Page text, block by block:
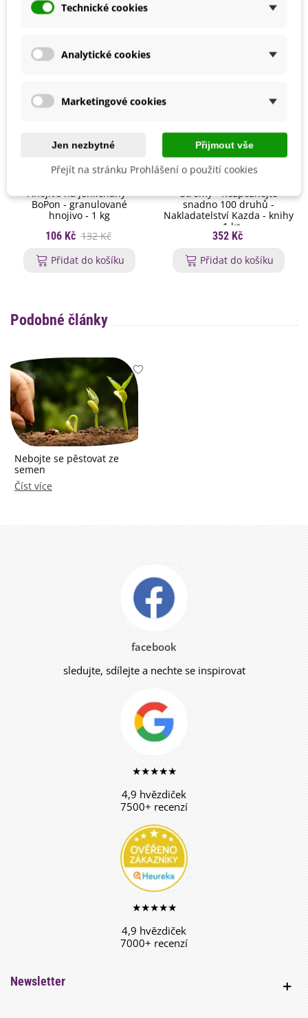
-20%
Hnojivo na jehličnany -
BoPon - granulované
hnojivo - 1 kg
106 Kč 132 Kč
Přidat do košíku
Stromy - Rozpoznejte
snadno 100 druhů -
Nakladatelství Kazda - knihy
- 1 ks
352 Kč
Přidat do košíku
Podobné články
Nebojte se pěstovat ze
semen
Číst více
facebook
sledujte, sdílejte a nechte se inspirovat
★★★★★
4,9 hvězdiček
7500+ recenzí
★★★★★
4,9 hvězdiček
7000+ recenzí
Newsletter
Technické cookies
Analytické cookies
Marketingové cookies
Jen nezbytné Přijmout vše
Přejít na stránku Prohlášení o použití cookies